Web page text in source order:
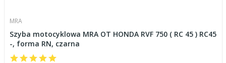
MRA
Szyba motocyklowa MRA OT HONDA RVF 750 ( RC 45 ) RC45
-, forma RN, czarna